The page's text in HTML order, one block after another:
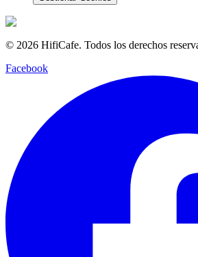
© 2026 HifiCafe. Todos los derechos
Facebook